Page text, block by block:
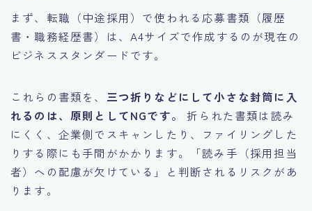
まず、転職（中途採用）で使われる応募書類（履歴
書・職務経歴書）は、A4サイズで作成するのが現在の
ビジネススタンダードです。
これらの書類を、 三つ折りなどにして小さな封筒に入
れるのは、原則としてNGです。
折られた書類は読み
にくく、企業側でスキャンしたり、ファイリングした
りする際にも手間がかかります。「読み手（採用担当
者）への配慮が欠けている」と判断されるリスクがあ
ります。